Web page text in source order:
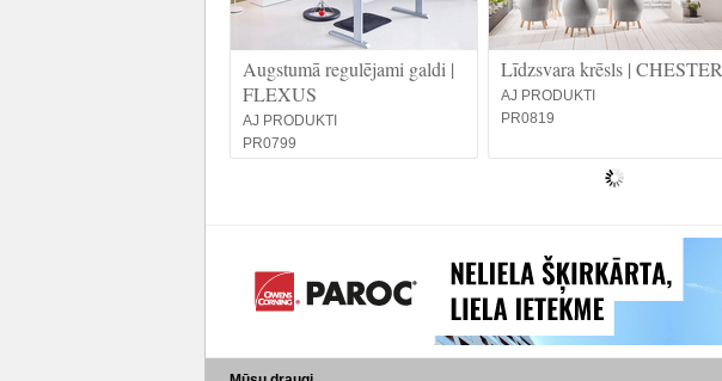
Augstumā regulējami galdi |
FLEXUS
AJ PRODUKTI
PR0799
Līdzsvara krēsls | CHESTER
AJ PRODUKTI
PR0819